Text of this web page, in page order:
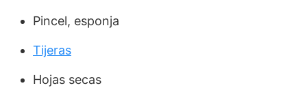
Pincel, esponja
Tijeras
Hojas secas